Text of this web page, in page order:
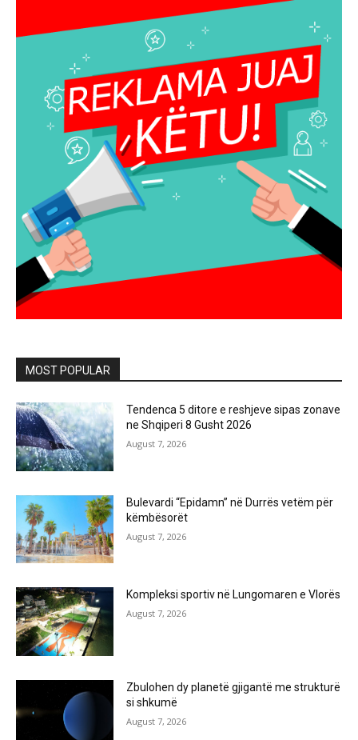
MOST POPULAR
Tendenca 5 ditore e reshjeve sipas zonave
ne Shqiperi 8 Gusht 2026
August 7, 2026
Bulevardi “Epidamn” në Durrës vetëm për
këmbësorët
August 7, 2026
Kompleksi sportiv në Lungomaren e Vlorës
August 7, 2026
Zbulohen dy planetë gjigantë me strukturë
si shkumë
August 7, 2026